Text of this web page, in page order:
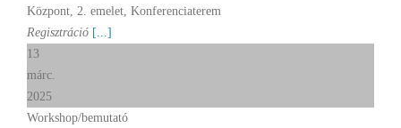
Központ, 2. emelet, Konferenciaterem
Regisztráció [...]
13
márc.
2025
Workshop/bemutató